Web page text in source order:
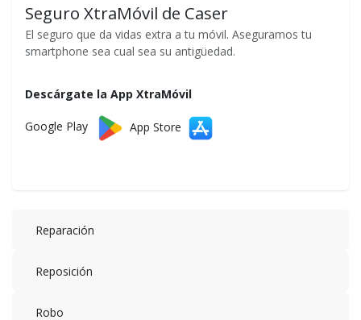
Seguro XtraMóvil de Caser
El seguro que da vidas extra a tu móvil. Aseguramos tu
smartphone sea cual sea su antigüedad.
Descárgate la App XtraMóvil
Google Play App Store
Reparación
Reposición
Robo